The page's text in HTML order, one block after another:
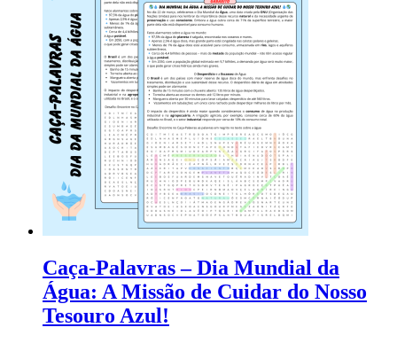
Caça-Palavras – Dia Mundial da
Água: A Missão de Cuidar do Nosso
Tesouro Azul!